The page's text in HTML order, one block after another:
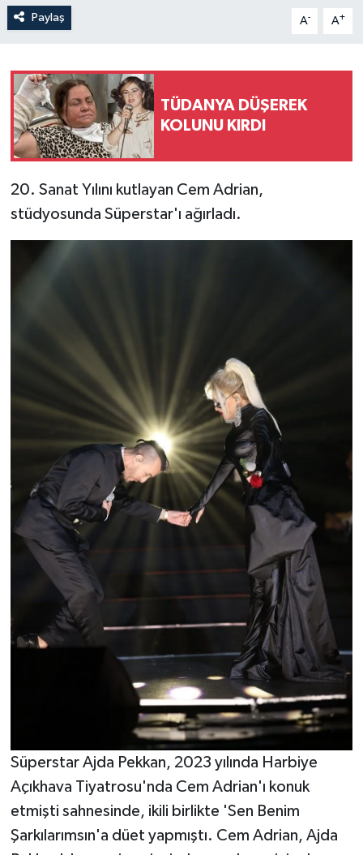
Paylaş A- A+
TÜDANYA DÜŞEREK
KOLUNU KIRDI
20. Sanat Yılını kutlayan Cem Adrian,
stüdyosunda Süperstar'ı ağırladı.
Süperstar Ajda Pekkan, 2023 yılında Harbiye
Açıkhava Tiyatrosu'nda Cem Adrian'ı konuk
etmişti sahnesinde, ikili birlikte 'Sen Benim
Şarkılarımsın'a düet yapmıştı. Cem Adrian, Ajda